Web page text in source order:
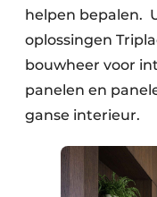
helpen bepalen.
oplossingen
bouwheer voor
panelen en
ganse interieur.